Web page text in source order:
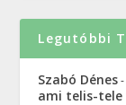
Legutóbbi
Szabó Dénes-
ami telis-tele